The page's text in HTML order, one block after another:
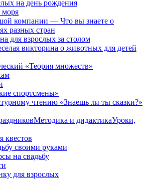
на день рождения
моря
компании — Что вы знаете о
разных стран
для взрослых за столом
викторина о животных для детей
«Теория множеств»
спортсмены»
чтению «Знаешь ли ты сказки?»
Методика и дидактикаУроки,
квестов
своими руками
на свадьбу
для взрослых